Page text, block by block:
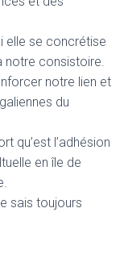
elle se concrétise
notre consistoire.
notre lien et
du
qu’est l’adhésion
en île de
sais toujours